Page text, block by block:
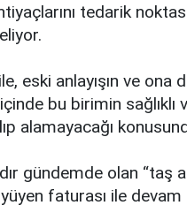
tedarik
eski anlayışın ve ona
bu birimin sağlıklı
alamayacağı
gündemde olan
faturası ile devam